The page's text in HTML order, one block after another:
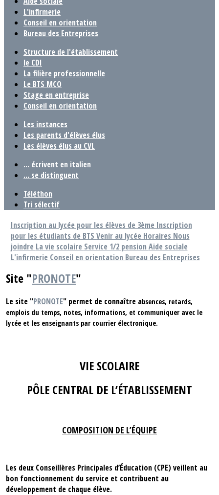
L'infirmerie
Conseil en orientation
Bureau des Entreprises
Structure de l'établissement
le CDI
La filière professionnelle
Le BTS MCO
Stage en entreprise
Conseil en orientation
Les instances
Les parents d'élèves élus
Les élèves élus au CVL
... écrivent en italien
... se distinguent
Téléthon
Tri sélectif
Inscription au lycée pour les élèves de 3ème Inscription
pour les étudiants de BTS Venir au lycée Horaires Nous
joindre La vie scolaire Service 1/2 pension Aide sociale
L'infirmerie Conseil en orientation Bureau des Entreprises
Site "PRONOTE"
Le site "PRONOTE" permet de connaître absences, retards,
emplois du temps, notes, informations, et communiquer avec le
lycée et les enseignants par courrier électronique.
VIE SCOLAIRE
PÔLE CENTRAL DE L’ÉTABLISSEMENT
COMPOSITION DE L’ÉQUIPE
Les deux Conseillères Principales d’Éducation (CPE) veillent au
bon fonctionnement du service et contribuent au
développement de chaque élève.